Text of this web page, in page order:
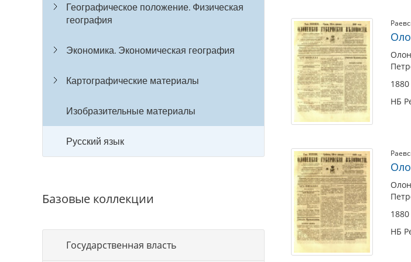
Географическое положение. Физическая
география
Экономика. Экономическая география
Картографические материалы
Изобразительные материалы
Русский язык
Базовые коллекции
Государственная власть
1880
НБ
1880
НБ